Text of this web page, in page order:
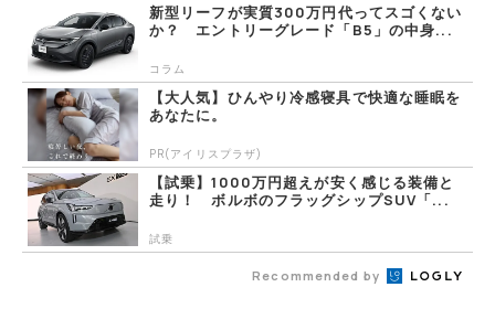
新型リーフが実質300万円代ってスゴくない
か？ エントリーグレード「B5」の中身...
コラム
【大人気】ひんやり冷感寝具で快適な睡眠を
あなたに。
PR(アイリスプラザ)
【試乗】1000万円超えが安く感じる装備と
走り！ ボルボのフラッグシップSUV「...
試乗
Recommended by